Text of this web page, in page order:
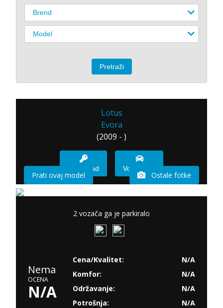
Lotus
Evora
(2009 - )
Imam sad Vozio sam
Prati ovaj model Ostale fotke
2 vozača ga je parkiralo
Nema
OCENA
N/A
Cena/Kvalitet:
N/A
Komfor:
N/A
Održavanje:
N/A
Potrošnja:
N/A